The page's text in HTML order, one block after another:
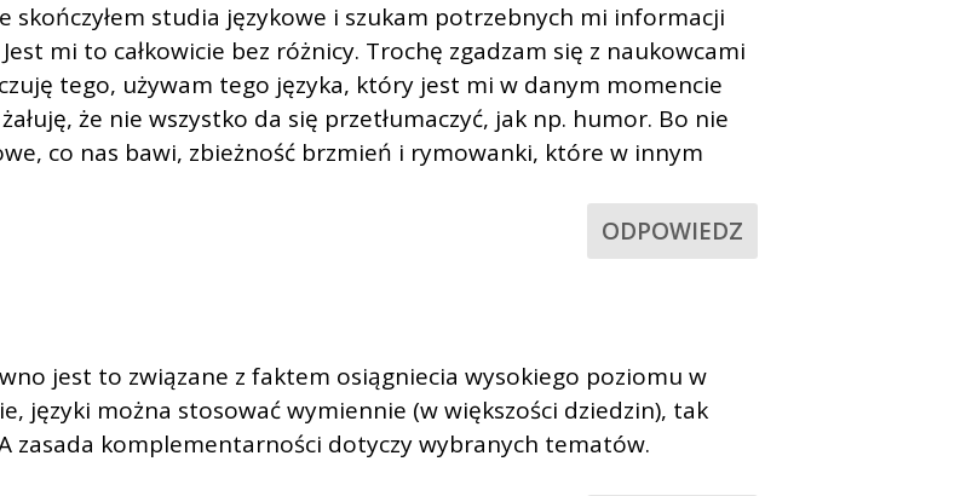
skończyłem studia językowe i szukam potrzebnych mi informacji
mi to całkowicie bez różnicy. Trochę zgadzam się z naukowcami
tego, używam tego języka, który jest mi w danym momencie
że nie wszystko da się przetłumaczyć, jak np. humor. Bo nie
co nas bawi, zbieżność brzmień i rymowanki, które w innym
ODPOWIEDZ
jest to związane z faktem osiągniecia wysokiego poziomu w
języki można stosować wymiennie (w większości dziedzin), tak
zasada komplementarności dotyczy wybranych tematów.